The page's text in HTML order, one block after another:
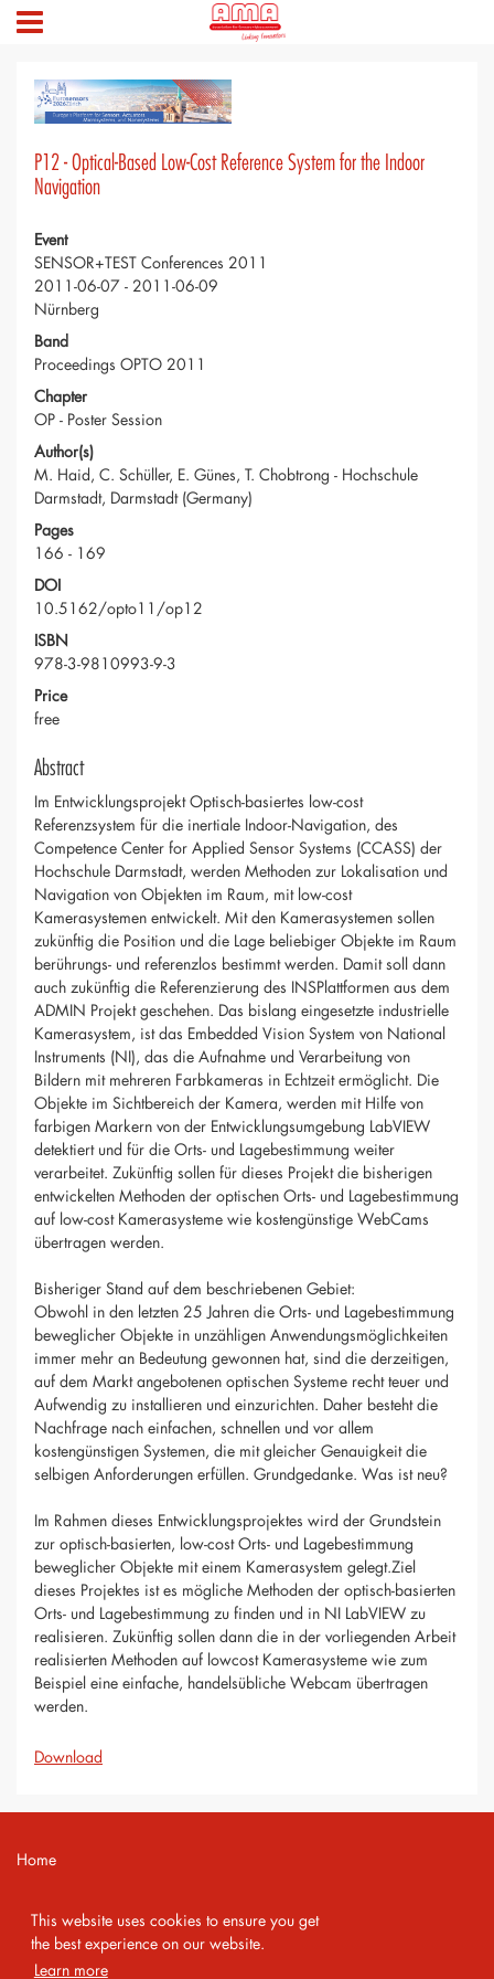
This website uses cookies to ensure you get
the best experience on our website.
Learn more
P12 - Optical-Based Low-Cost Reference System for the Indoor
Navigation
Event
SENSOR+TEST Conferences 2011
2011-06-07 - 2011-06-09
Nürnberg
Band
Proceedings OPTO 2011
Chapter
OP - Poster Session
Author(s)
M. Haid, C. Schüller, E. Günes, T. Chobtrong - Hochschule
Darmstadt, Darmstadt (Germany)
Pages
166 - 169
DOI
10.5162/opto11/op12
ISBN
978-3-9810993-9-3
Price
free
Abstract
Im Entwicklungsprojekt Optisch-basiertes low-cost
Referenzsystem für die inertiale Indoor-Navigation, des
Competence Center for Applied Sensor Systems (CCASS) der
Hochschule Darmstadt, werden Methoden zur Lokalisation und
Navigation von Objekten im Raum, mit low-cost
Kamerasystemen entwickelt. Mit den Kamerasystemen sollen
zukünftig die Position und die Lage beliebiger Objekte im Raum
berührungs- und referenzlos bestimmt werden. Damit soll dann
auch zukünftig die Referenzierung des INSPlattformen aus dem
ADMIN Projekt geschehen. Das bislang eingesetzte industrielle
Kamerasystem, ist das Embedded Vision System von National
Instruments (NI), das die Aufnahme und Verarbeitung von
Bildern mit mehreren Farbkameras in Echtzeit ermöglicht. Die
Objekte im Sichtbereich der Kamera, werden mit Hilfe von
farbigen Markern von der Entwicklungsumgebung LabVIEW
detektiert und für die Orts- und Lagebestimmung weiter
verarbeitet. Zukünftig sollen für dieses Projekt die bisherigen
entwickelten Methoden der optischen Orts- und Lagebestimmung
auf low-cost Kamerasysteme wie kostengünstige WebCams
übertragen werden.
Bisheriger Stand auf dem beschriebenen Gebiet:
Obwohl in den letzten 25 Jahren die Orts- und Lagebestimmung
beweglicher Objekte in unzähligen Anwendungsmöglichkeiten
immer mehr an Bedeutung gewonnen hat, sind die derzeitigen,
auf dem Markt angebotenen optischen Systeme recht teuer und
Aufwendig zu installieren und einzurichten. Daher besteht die
Nachfrage nach einfachen, schnellen und vor allem
kostengünstigen Systemen, die mit gleicher Genauigkeit die
selbigen Anforderungen erfüllen. Grundgedanke. Was ist neu?
Im Rahmen dieses Entwicklungsprojektes wird der Grundstein
zur optisch-basierten, low-cost Orts- und Lagebestimmung
beweglicher Objekte mit einem Kamerasystem gelegt.Ziel
dieses Projektes ist es mögliche Methoden der optisch-basierten
Orts- und Lagebestimmung zu finden und in NI LabVIEW zu
realisieren. Zukünftig sollen dann die in der vorliegenden Arbeit
realisierten Methoden auf lowcost Kamerasysteme wie zum
Beispiel eine einfache, handelsübliche Webcam übertragen
werden.
Download
Home
Imprint